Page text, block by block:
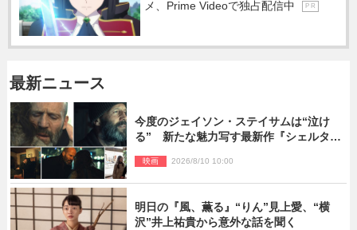
メ、Prime Videoで独占配信中 P R
最新ニュース
今度のジェイソン・ステイサムは“泣け
る” 新たな魅力写す最新作『シェルタ
映画 2026/8/10 10:00
明日の『風、薫る』“りん”見上愛、“横
沢”井上祐貴から意外な話を聞く